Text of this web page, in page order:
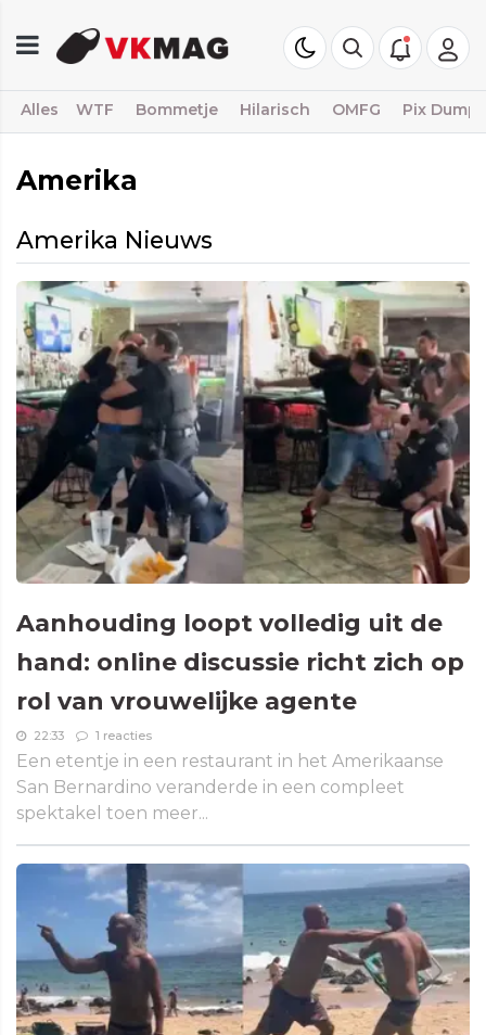
Alles WTF Bommetje Hilarisch OMFG Pix Dump
Amerika
Amerika Nieuws
Aanhouding loopt volledig uit de
hand: online discussie richt zich op
rol van vrouwelijke agente
22:33 1 reacties
Een etentje in een restaurant in het Amerikaanse
San Bernardino veranderde in een compleet
spektakel toen meer...